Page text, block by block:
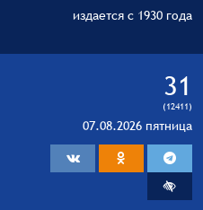
издается с 1930 года
31
(12411)
07.08.2026 пятница